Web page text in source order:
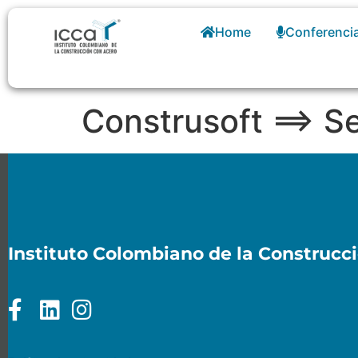
Home
Construsoft ==>
Instituto Colombiano de la